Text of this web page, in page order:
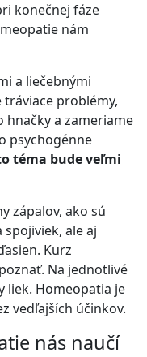
konečnej fáze
nám
a liečebnými
problémy,
hnačky a zameriame
psychogénne
téma bude veľmi
zápalov, ako sú
spojiviek, ale aj
Kurz
Na jednotlivé
liek. Homeopatia je
vedľajších účinkov.
nás naučí